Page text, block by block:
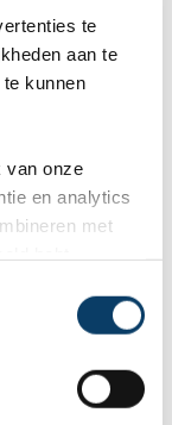
te
aan te
kunnen
van onze
en analytics
met
Macedonisch
beiden